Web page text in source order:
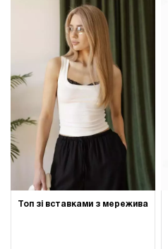
Топ зі вставками з мережива